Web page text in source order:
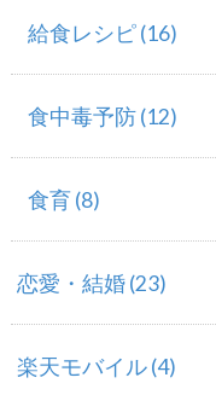
給食レシピ(16)
食中毒予防(12)
食育(8)
恋愛・結婚(23)
楽天モバイル(4)